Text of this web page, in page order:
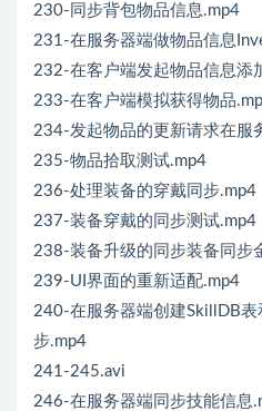
230-同步背包物品信息.mp4
231-在服务器端做物品信息
232-在客户端发起物品信息添
233-在客户端模拟获得物品
234-发起物品的更新请求在服
235-物品拾取测试.mp4
236-处理装备的穿戴同步.mp4
237-装备穿戴的同步测试.mp4
238-装备升级的同步装备同步
239-UI界面的重新适配.mp4
240-在服务器端创建SkillDB
步.mp4
241-245.avi
246-在服务器端同步技能信息